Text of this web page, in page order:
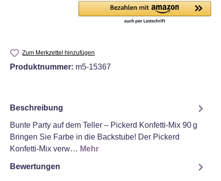
Zum Merkzettel hinzufügen
Produktnummer: m5-15367
Beschreibung
Bunte Party auf dem Teller – Pickerd Konfetti‑Mix 90 g
Bringen Sie Farbe in die Backstube! Der Pickerd
Konfetti‑Mix verw… Mehr
Bewertungen